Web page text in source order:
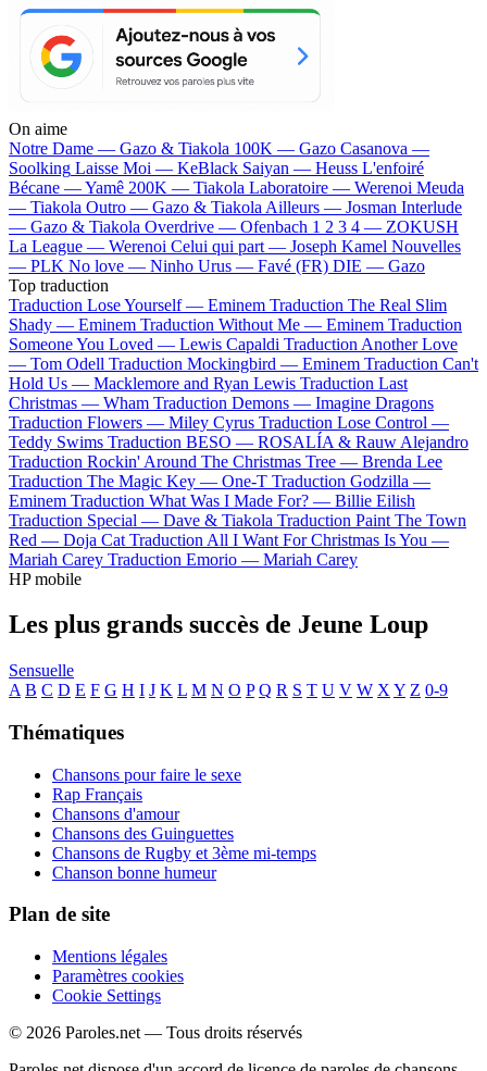
On aime
Notre Dame — Gazo & Tiakola 100K — Gazo Casanova —
Soolking Laisse Moi — KeBlack Saiyan — Heuss L'enfoiré
Bécane —Yamê 200K — Tiakola Laboratoire — Werenoi Meuda
— Tiakola Outro — Gazo & Tiakola Ailleurs — Josman Interlude
— Gazo & Tiakola Overdrive — Ofenbach 1 2 3 4 — ZOKUSH
La League — Werenoi Celui qui part — Joseph Kamel Nouvelles
— PLK No love — Ninho Urus — Favé (FR) DIE — Gazo
Top traduction
Traduction Lose Yourself — Eminem Traduction The Real Slim
Shady — Eminem Traduction Without Me — Eminem Traduction
Someone You Loved — Lewis Capaldi Traduction Another Love
— Tom Odell Traduction Mockingbird — Eminem Traduction Can't
Hold Us — Macklemore and Ryan Lewis Traduction Last
Christmas — Wham Traduction Demons — Imagine Dragons
Traduction Flowers — Miley Cyrus Traduction Lose Control —
Teddy Swims Traduction BESO — ROSALÍA & Rauw Alejandro
Traduction Rockin' Around The Christmas Tree — Brenda Lee
Traduction The Magic Key — One-T Traduction Godzilla —
Eminem Traduction What Was I Made For? — Billie Eilish
Traduction Special — Dave & Tiakola Traduction Paint The Town
Red — Doja Cat Traduction All I Want For Christmas Is You —
Mariah Carey Traduction Emorio — Mariah Carey
HP mobile
Les plus grands succès de Jeune Loup
Sensuelle
A B C D E F G H I J K L M N O P Q R S T U V W X Y Z 0-9
Thématiques
Chansons pour faire le sexe
Rap Français
Chansons d'amour
Chansons des Guinguettes
Chansons de Rugby et 3ème mi-temps
Chanson bonne humeur
Plan de site
Mentions légales
Paramètres cookies
Cookie Settings
© 2026 Paroles.net — Tous droits réservés